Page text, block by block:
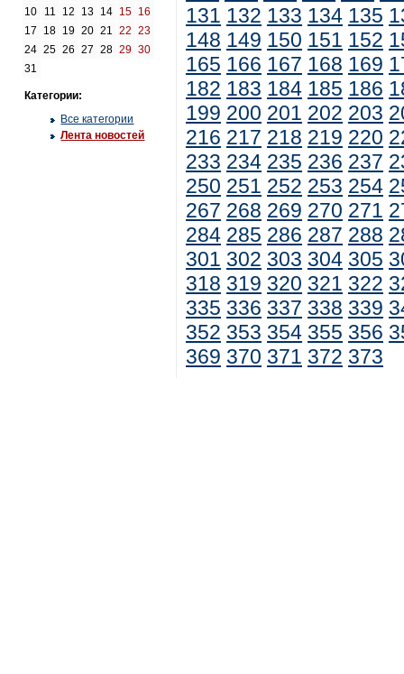
10
11 12 13 14 15 16
17
18 19 20 21 22
23
24 25 26 27 28 29 30
31
Категории:
Все категории
Лента новостей
131 132 133 134 135
148 149 150 151 152
165 166 167 168 169
182 183 184 185 186
199 200 201 202 203
216 217 218 219 220
233 234 235 236 237
250 251 252 253 254
267 268 269 270 271
284 285 286 287 288
301 302 303 304 305
318 319 320 321 322
335 336 337 338 339
352 353 354 355 356
369 370 371 372 373